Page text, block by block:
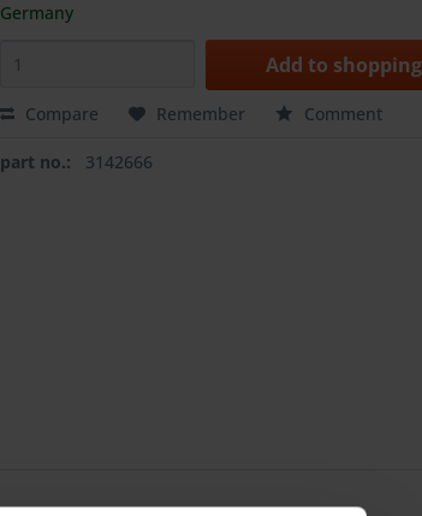
Germany
Add to
Compare Remember Comment
part no.: 3142666